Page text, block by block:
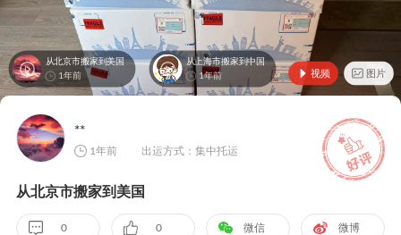
视频 图片
从北京市搬家到美国
1年前
从上海市搬家到中国
1年前
**
1年前 出运方式：集中托运
从北京市搬家到美国
0 0 微信 微博